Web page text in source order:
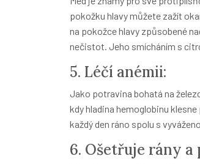
pokožku hlavy můžete zažít
na pokožce hlavy způsobené
nečistot. Jeho smícháním s
5. Léčí anémii:
Jako potravina bohatá na
kdy hladina hemoglobinu
každý den ráno spolu s
6. Ošetřuje rány a